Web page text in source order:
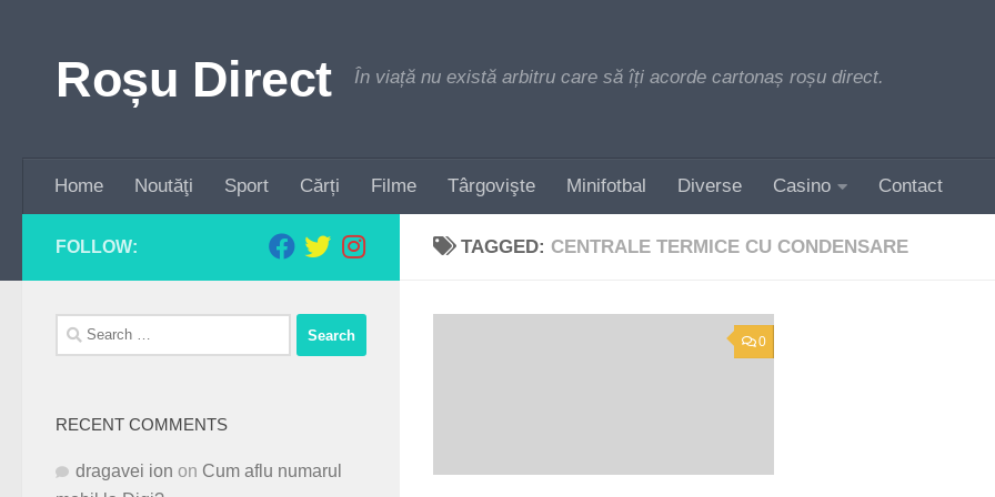
Roșu Direct În viață nu există arbitru care să îți acorde cartonaș roșu direct.
Home Noutăţi Sport Cărți Filme Târgovişte Minifotbal Diverse Casino Contact
TAGGED: CENTRALE TERMICE CU CONDENSARE
0
FOLLOW:
Search
for:
RECENT COMMENTS
dragavei ion on Cum aflu numarul